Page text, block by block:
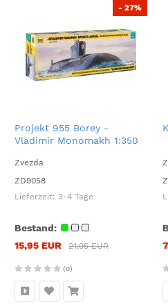
Projekt 955 Borey -
Vladimir Monomakh 1:350
Zvezda
ZD9058
Lieferzeit: 3-4 Tage
Bestand:
15,95 EUR
21,95 EUR
- 27%
(0)